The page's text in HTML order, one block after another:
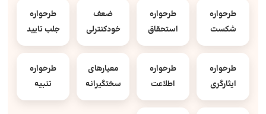
طرحواره
شکست
طرحواره
استحقاق
ضعف
خودکنترلی
طرحواره
جلب تایید
طرحواره
ایثارگری
طرحواره
اطلاعت
معیارهای
سختگیرانه
طرحواره
تنبیه